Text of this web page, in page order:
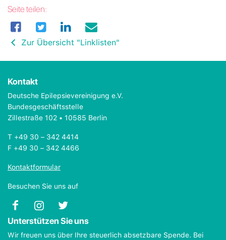
Seite teilen:
Zur Übersicht "Linklisten"
Kontakt
Deutsche Epilepsievereinigung e.V.
Bundesgeschäftsstelle
Zillestraße 102 • 10585 Berlin
T +49 30 – 342 4414
F +49 30 – 342 4466
Kontaktformular
Besuchen Sie uns auf
Unterstützen Sie uns
Wir freuen uns über Ihre steuerlich absetzbare Spende. Bei